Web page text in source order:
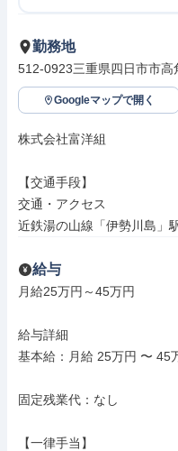
勤務地
512-0923三重県四日市市高
Googleマップで開く
株式会社富洋組
【交通手段】
交通・アクセス
近鉄湯の山線「伊勢川島」
給与
月給25万円～45万円
給与詳細
基本給：月給 25万円 〜 45
固定残業代：なし
【一律手当】